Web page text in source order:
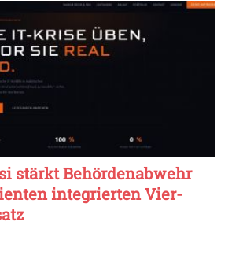
stärkt Behördenabwehr
integrierten Vier-